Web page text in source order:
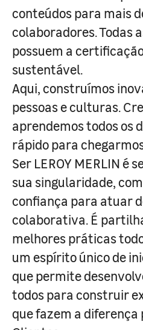
conteúdos para mais
colaboradores. Todas
possuem a certificação
sustentável.
Aqui, construímos
pessoas e culturas.
aprendemos todos os
rápido para
Ser LEROY MERLIN é
sua singularidade,
confiança para atuar
colaborativa. É
melhores práticas
um espírito único de
que permite
todos para construir
que fazem a